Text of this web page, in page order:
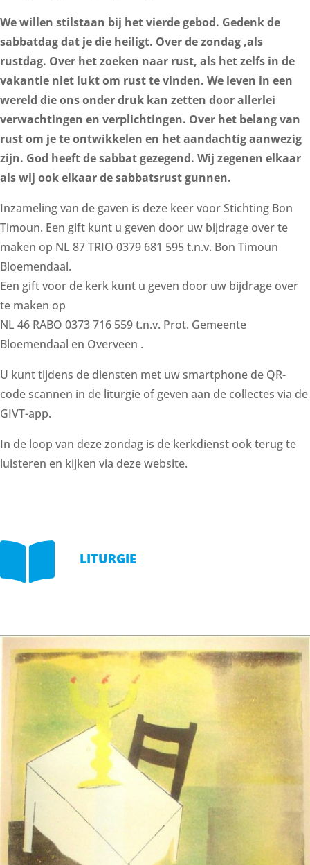
We willen stilstaan bij het vierde gebod. Gedenk de
sabbatdag dat je die heiligt. Over de zondag ,als
rustdag. Over het zoeken naar rust, als het zelfs in de
vakantie niet lukt om rust te vinden. We leven in een
wereld die ons onder druk kan zetten door allerlei
verwachtingen en verplichtingen. Over het belang van
rust om je te ontwikkelen en het aandachtig aanwezig
zijn. God heeft de sabbat gezegend. Wij zegenen elkaar
als wij ook elkaar de sabbatsrust gunnen.
Inzameling van de gaven is deze keer voor Stichting Bon
Timoun. Een gift kunt u geven door uw bijdrage over te
maken op NL 87 TRIO 0379 681 595 t.n.v. Bon Timoun
Bloemendaal.
Een gift voor de kerk kunt u geven door uw bijdrage over
te maken op
NL 46 RABO 0373 716 559 t.n.v. Prot. Gemeente
Bloemendaal en Overveen .
U kunt tijdens de diensten met uw smartphone de QR-
code scannen in de liturgie of geven aan de collectes via de
GIVT-app.
In de loop van deze zondag is de kerkdienst ook terug te
luisteren en kijken via deze website.
 LITURGIE